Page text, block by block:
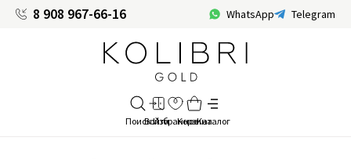
8 908 967-66-16 WhatsApp Telegram